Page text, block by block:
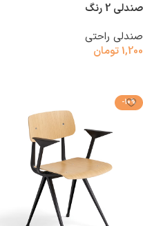
صندلی 2 رنگ
صندلی راحتی
1,200تومان
-10%